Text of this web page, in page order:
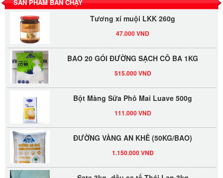
SẢN PHẨM BÁN CHẠY
BAO 20 GÓI ĐƯỜNG SẠCH CÔ BA 1KG
ĐƯỜNG VÀNG AN KHÊ (50KG/BAO)
Sate 3kg -dầu sa tế Thái Lan 3kg